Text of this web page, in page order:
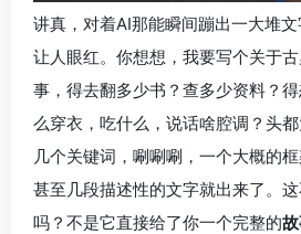
讲真，对着AI那能瞬间蹦出一大堆
让人眼红。你想想，我要写个关于
事，得去翻多少书？查多少资料？
么穿衣，吃什么，说话啥腔调？头
几个关键词，唰唰唰，一个大概的框
甚至几段描述性的文字就出来了。
吗？不是它直接给了你一个完整的